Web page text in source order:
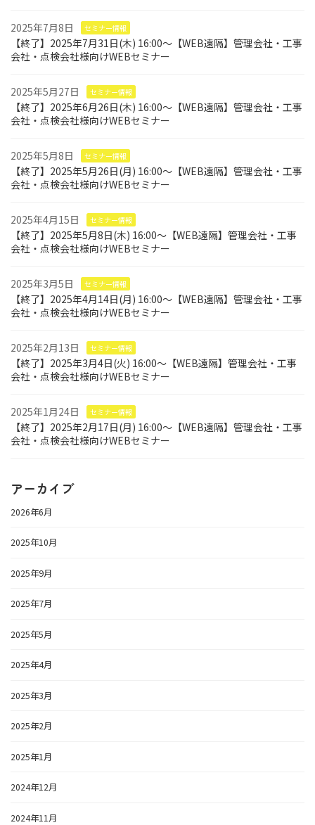
2025年7月8日 セミナー情報
【終了】2025年7月31日(木) 16:00～【WEB遠隔】管理会社・工事
会社・点検会社様向けWEBセミナー
2025年5月27日 セミナー情報
【終了】2025年6月26日(木) 16:00～【WEB遠隔】管理会社・工事
会社・点検会社様向けWEBセミナー
2025年5月8日 セミナー情報
【終了】2025年5月26日(月) 16:00～【WEB遠隔】管理会社・工事
会社・点検会社様向けWEBセミナー
2025年4月15日 セミナー情報
【終了】2025年5月8日(木) 16:00～【WEB遠隔】管理会社・工事
会社・点検会社様向けWEBセミナー
2025年3月5日 セミナー情報
【終了】2025年4月14日(月) 16:00～【WEB遠隔】管理会社・工事
会社・点検会社様向けWEBセミナー
2025年2月13日 セミナー情報
【終了】2025年3月4日(火) 16:00～【WEB遠隔】管理会社・工事
会社・点検会社様向けWEBセミナー
2025年1月24日 セミナー情報
【終了】2025年2月17日(月) 16:00～【WEB遠隔】管理会社・工事
会社・点検会社様向けWEBセミナー
アーカイブ
2026年6月
2025年10月
2025年9月
2025年7月
2025年5月
2025年4月
2025年3月
2025年2月
2025年1月
2024年12月
2024年11月